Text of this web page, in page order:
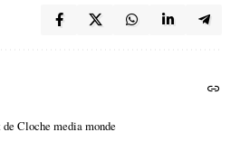
Cloche media monde